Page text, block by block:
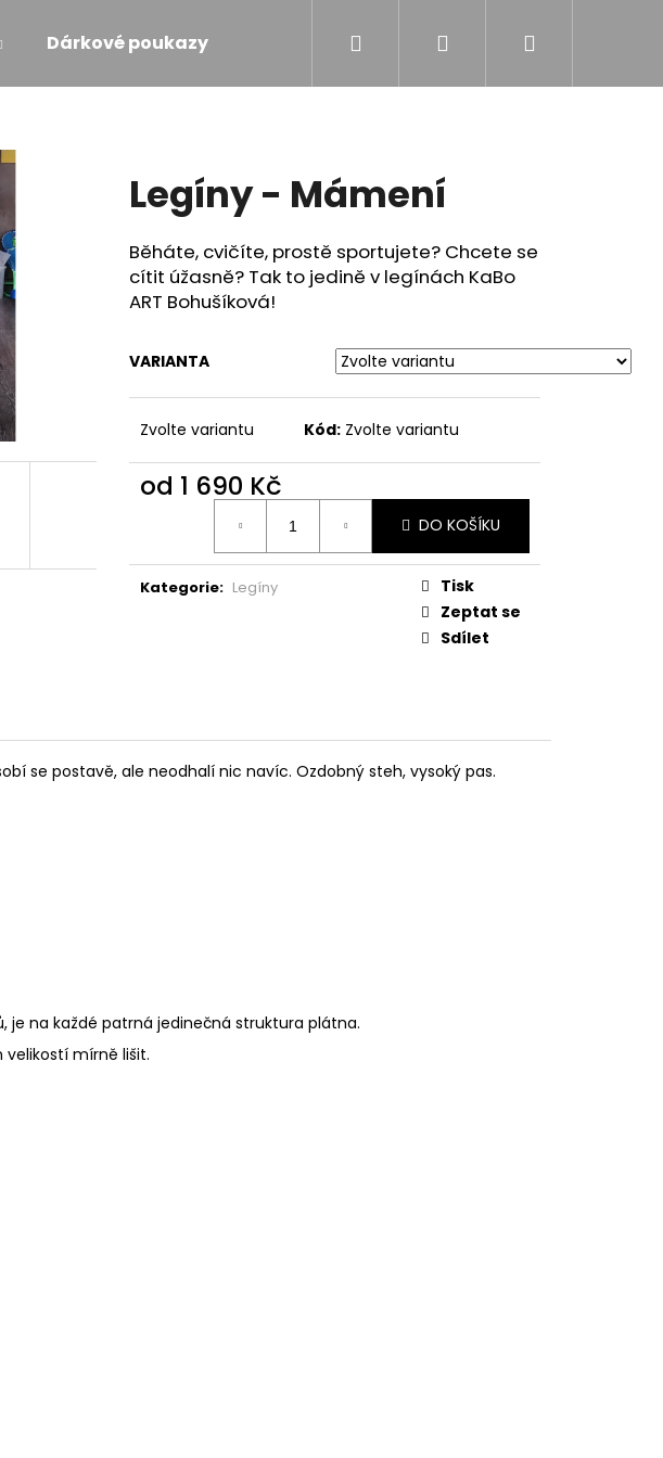
Dárkové poukazy Obchodní podmínky Kontakty
Přihlášení
Legíny - Mámení
Běháte, cvičíte, prostě sportujete? Chcete se
cítit úžasně? Tak to jedině v legínách KaBo
ART Bohušíková!
VARIANTA
Zvolte variantu Kód: Zvolte variantu
od 1 690 Kč
DO KOŠÍKU
Kategorie: Legíny
Tisk
Zeptat se
Sdílet
se postavě, ale neodhalí nic navíc. Ozdobný steh, vysoký pas.
je na každé patrná jedinečná struktura plátna.
mírně lišit.
ŠATY S VOLÁNEM - MÁMENÍ